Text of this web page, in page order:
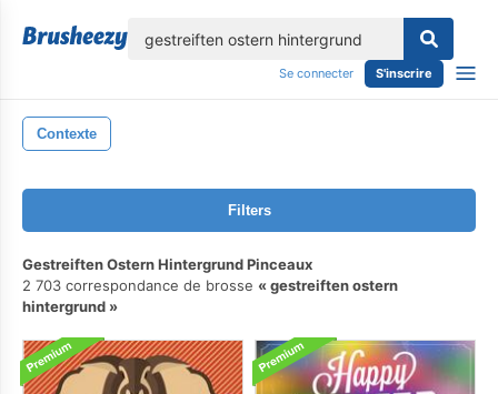
Se connecter S'inscrire
Contexte
Filters
Gestreiften Ostern Hintergrund Pinceaux
2 703 correspondance de brosse
gestreiften ostern
hintergrund